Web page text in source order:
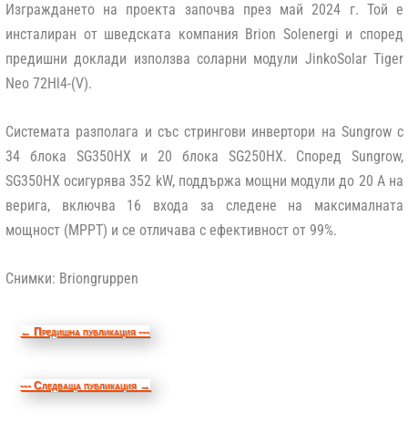
Изграждането на проекта започва през май 2024 г. Той е
инсталиран от шведската компания Brion Solenergi и според
предишни доклади използва соларни модули JinkoSolar Tiger
Neo 72Hl4-(V).
Системата разполага и със стрингови инвертори на Sungrow с
34 блока SG350HX и 20 блока SG250HX. Според Sungrow,
SG350HX осигурява 352 kW, поддържа мощни модули до 20 A на
верига, включва 16 входа за следене на максималната
мощност (MPPT) и се отличава с ефективност от 99%.
Снимки: Briongruppen
←Предишна публикация ---
--- Следваща публикация →